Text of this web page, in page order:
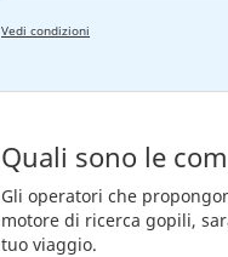
Vedi condizioni
Quali sono le
Gli operatori che
motore di ricerca gopili,
tuo viaggio.